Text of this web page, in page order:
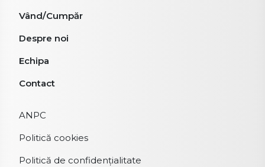
Vând/Cumpăr
Despre noi
Echipa
Contact
ANPC
Politică cookies
Politică de confidențialitate